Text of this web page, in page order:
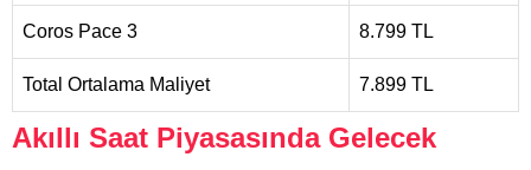
Coros Pace 3 8.799 TL
Total Ortalama Maliyet 7.899 TL
Akıllı Saat Piyasasında Gelecek